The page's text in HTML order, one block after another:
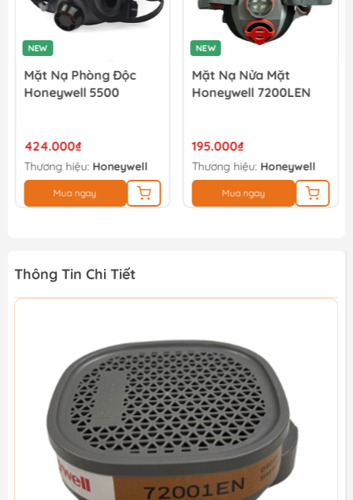
NEW
Mặt Nạ Phòng Độc
Honeywell 5500
424.000₫
Thương hiệu: Honeywell
Mua ngay
NEW
Mặt Nạ Nửa Mặt
Honeywell 7200LEN
195.000₫
Thương hiệu: Honeywell
Mua ngay
Thông Tin Chi Tiết